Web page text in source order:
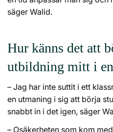
säger Walid.
Hur känns det att
utbildning mitt i
– Jag har inte suttit i ett
en utmaning i sig att börja
snabbt in i det igen, säger
– Osäkerheten som kom